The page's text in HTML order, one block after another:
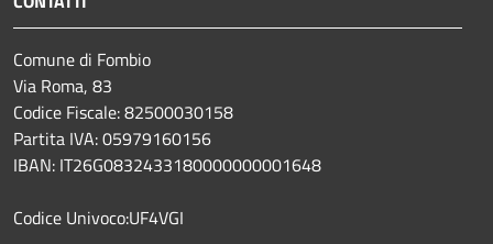
Comune di Fombio
Via Roma, 83
Codice Fiscale: 82500030158
Partita IVA: 05979160156
IBAN: IT26G0832433180000000001648
Codice Univoco:UF4VGI